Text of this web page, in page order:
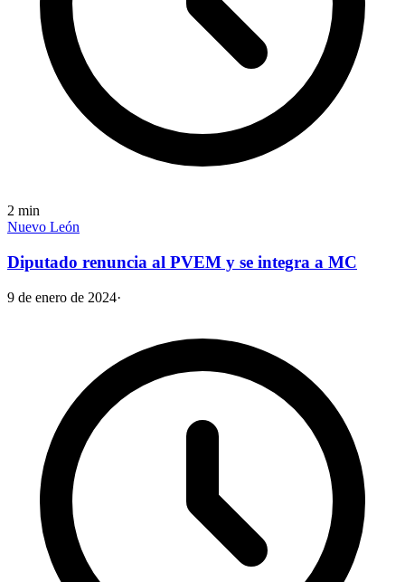
2 min
Nuevo León
Diputado renuncia al PVEM y se integra a MC
9 de enero de 2024·